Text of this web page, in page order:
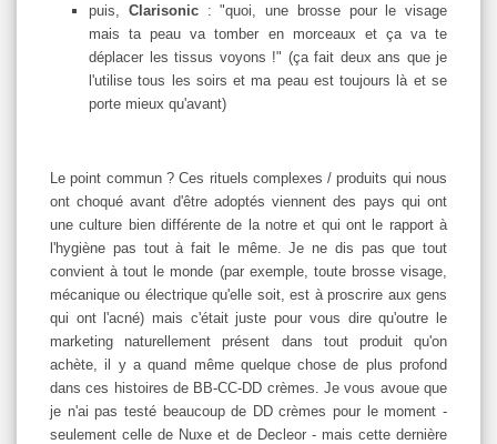
puis, Clarisonic: "quoi, une brosse pour le visage
mais ta peau va tomber en morceaux et ça va te
déplacer les tissus voyons !" (ça fait deux ans que je
l'utilise tous les soirs et ma peau est toujours là et se
porte mieux qu'avant)
Le point commun ? Ces rituels complexes / produits qui nous
ont choqué avant d'être adoptés viennent des pays qui ont
une culture bien différente de la notre et qui ont le rapport à
l'hygiène pas tout à fait le même. Je ne dis pas que tout
convient à tout le monde (par exemple, toute brosse visage,
mécanique ou électrique qu'elle soit, est à proscrire aux gens
qui ont l'acné) mais c'était juste pour vous dire qu'outre le
marketing naturellement présent dans tout produit qu'on
achète, il y a quand même quelque chose de plus profond
dans ces histoires de BB-CC-DD crèmes. Je vous avoue que
je n'ai pas testé beaucoup de DD crèmes pour le moment -
seulement celle de Nuxe et de Decleor - mais cette dernière